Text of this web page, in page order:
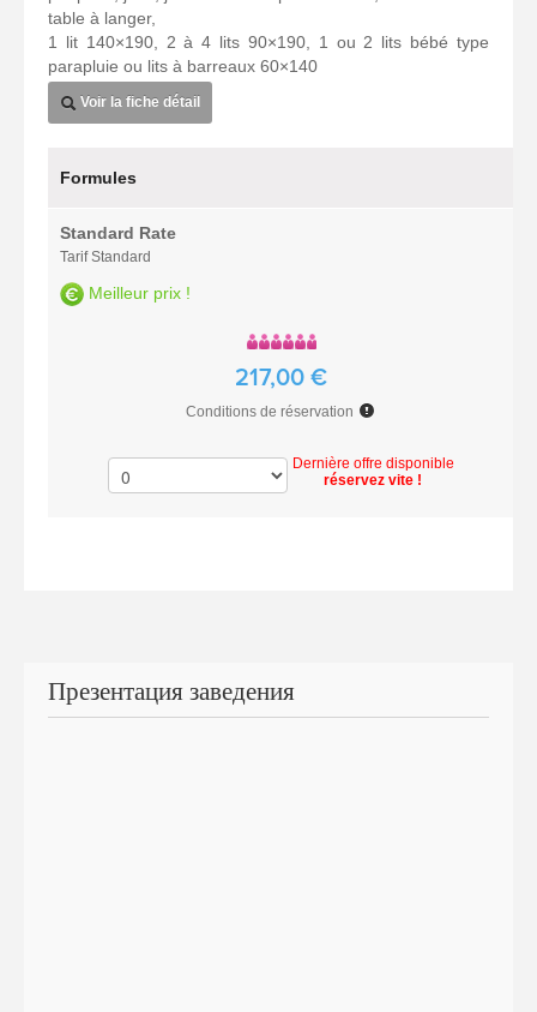
table à langer,
1 lit 140×190, 2 à 4 lits 90×190, 1 ou 2 lits bébé type
parapluie ou lits à barreaux 60×140
Voir la fiche détail
Formules
Standard Rate
Tarif Standard
Meilleur prix !
217,00 €
Conditions de réservation
Dernière offre disponible
réservez vite !
Презентация заведения